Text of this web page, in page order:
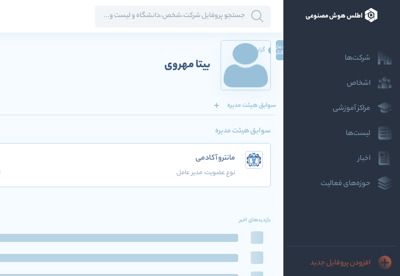
اطلس هوش مصنوعی
شرکت‌ها
اشخاص
مراکز آموزشی
لیست‌ها
اخبار
حوزه‌های فعالیت
افزودن پروفایل جدید
بیتا مهروی
ادعای
مالکیت گزارش
سوابق هیئت مدیره
سوابق هیئت مدیره
مانترو آکادمی
نوع عضویت:مدیر عامل
بازدیدهای اخیر